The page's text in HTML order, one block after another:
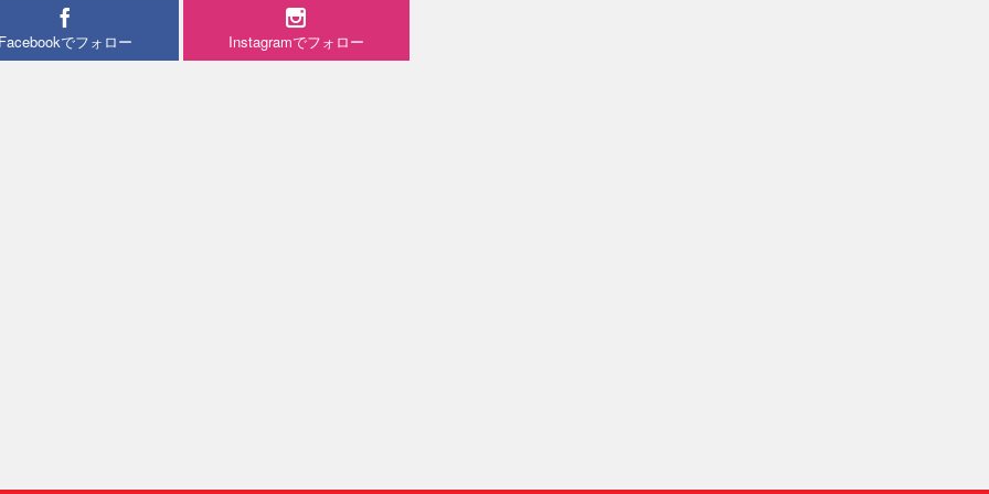
Facebookでフォロー Instagramでフォロー